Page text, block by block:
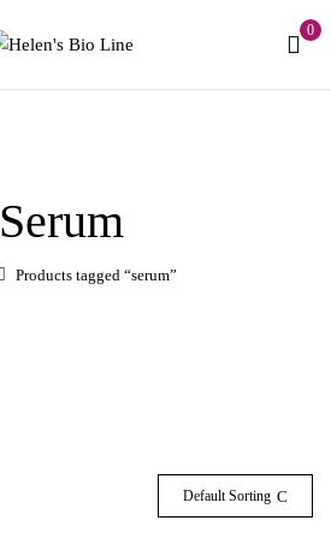
0
Serum
Products tagged “serum”
Default Sorting